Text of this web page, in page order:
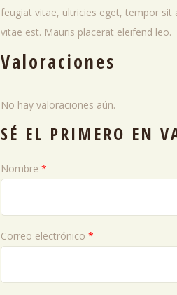
feugiat vitae, ultricies eget, tempor sit
vitae est. Mauris placerat eleifend leo.
Valoraciones
No hay valoraciones aún.
SÉ EL PRIMERO EN
Nombre *
Correo electrónico *